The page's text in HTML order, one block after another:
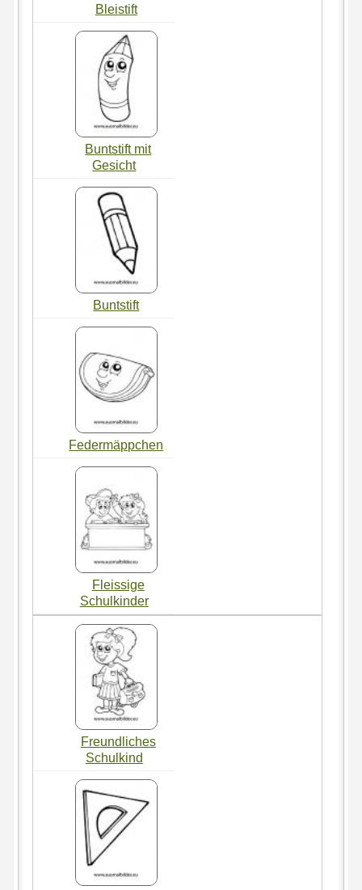
Bleistift
Buntstift mit
Gesicht
Buntstift
Federmäppchen
Fleissige
Schulkinder
Freundliches
Schulkind